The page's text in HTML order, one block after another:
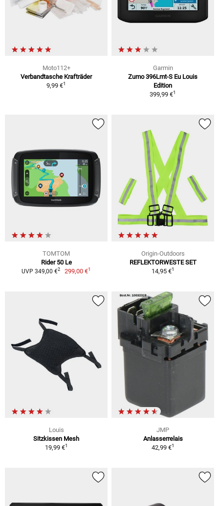
Moto112+
Verbandtasche Krafträder
9,99 €1
Garmin
Zumo 396Lmt-S Eu Louis
Edition
399,99 €1
TOMTOM
Rider 50 Le
UVP 349,00 €2 299,00 €1
Origin-Outdoors
REFLEKTORWESTE SET
14,95 €1
Louis
Sitzkissen Mesh
19,99 €1
JMP
Anlasserrelais
42,99 €1